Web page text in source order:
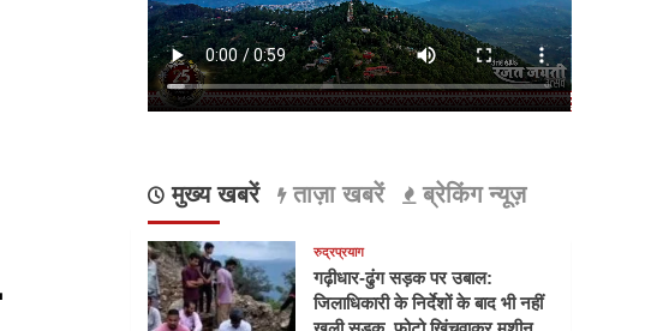
मुख्य खबरें ताज़ा खबरें ब्रेकिंग न्यूज़
रुद्रप्रयाग
गढ़ीधार-ढुंग सड़क पर उबाल:
जिलाधिकारी के निर्देशों के बाद भी नहीं